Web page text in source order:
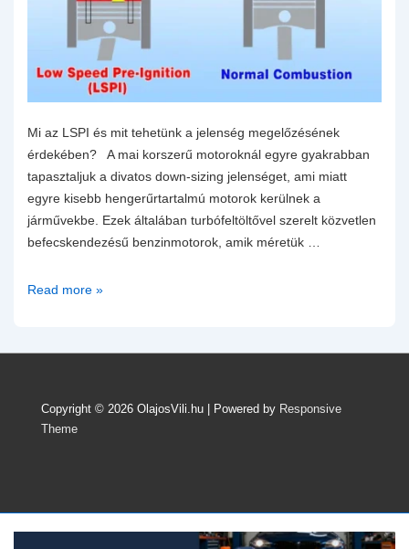
Mi az LSPI és mit tehetünk a jelenség megelőzésének
érdekében? A mai korszerű motoroknál egyre gyakrabban
tapasztaljuk a divatos down-sizing jelenséget, ami miatt
egyre kisebb hengerűrtartalmú motorok kerülnek a
járművekbe. Ezek általában turbófeltöltővel szerelt közvetlen
befecskendezésű benzinmotorok, amik méretük …
Mi
és
Read more »
Copyright © 2026 OlajosVili.hu | Powered by Responsive
Theme